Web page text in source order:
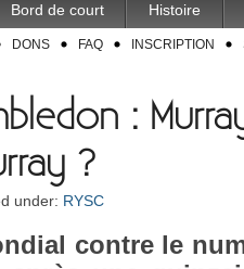
Bord de court Histoire
DONS FAQ INSCRIPTION
:
?
under: RYSC
con­tre le